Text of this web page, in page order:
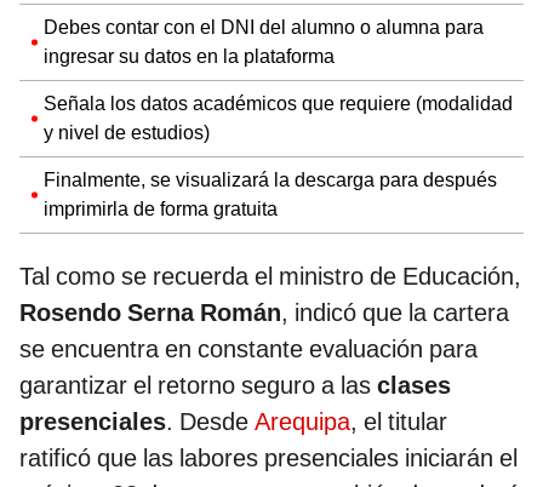
Debes contar con el DNI del alumno o alumna para
ingresar su datos en la plataforma
Señala los datos académicos que requiere (modalidad
y nivel de estudios)
Finalmente, se visualizará la descarga para después
imprimirla de forma gratuita
Tal como se recuerda el ministro de Educación,
Rosendo Serna Román, indicó que la cartera
se encuentra en constante evaluación para
garantizar el retorno seguro a las clases
presenciales. Desde Arequipa, el titular
ratificó que las labores presenciales iniciarán el